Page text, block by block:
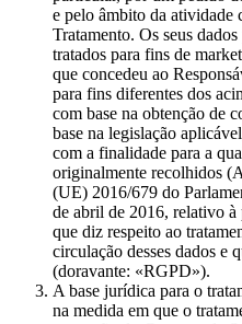
e pelo âmbito da atividade
Tratamento. Os seus
tratados para fins de
que concedeu ao
para fins diferentes dos
com base na obtenção de
base na legislação
com a finalidade para a
originalmente recolhidos
(UE) 2016/679 do
de abril de 2016, relativo à
que diz respeito ao
circulação desses dados e
(doravante: «RGPD»).
A base jurídica para o
na medida em que o